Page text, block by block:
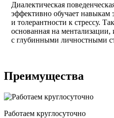
Диалектическая
эффективно обучает навыкам
и толерантности к стрессу.
основанная на ментализации,
с глубинными личностными
Преимущества
Работаем круглосуточно